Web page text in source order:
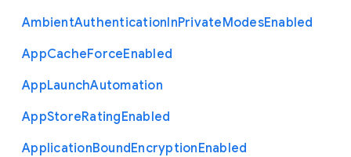
AmbientAuthenticationInPrivateModesEnabled
AppCacheForceEnabled
AppLaunchAutomation
AppStoreRatingEnabled
ApplicationBoundEncryptionEnabled